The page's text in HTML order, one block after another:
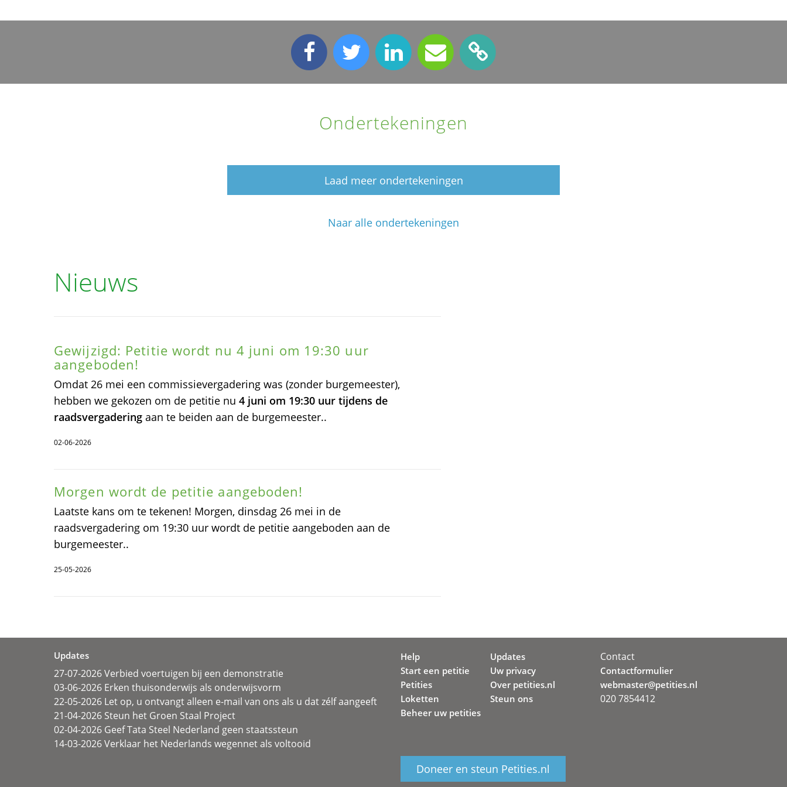
Ondertekeningen
Laad meer ondertekeningen
Naar alle ondertekeningen
Nieuws
Gewijzigd: Petitie wordt nu 4 juni om 19:30 uur
aangeboden!
Omdat 26 mei een commissievergadering was (zonder burgemeester),
hebben we gekozen om de petitie nu 4 juni om 19:30 uur tijdens de
raadsvergadering aan te beiden aan de burgemeester..
02-06-2026
Morgen wordt de petitie aangeboden!
Laatste kans om te tekenen! Morgen, dinsdag 26 mei in de
raadsvergadering om 19:30 uur wordt de petitie aangeboden aan de
burgemeester..
25-05-2026
Updates
27-07-2026 Verbied voertuigen bij een demonstratie
03-06-2026 Erken thuisonderwijs als onderwijsvorm
22-05-2026 Let op, u ontvangt alleen e-mail van ons als u dat zélf aangeeft
21-04-2026 Steun het Groen Staal Project
02-04-2026 Geef Tata Steel Nederland geen staatssteun
14-03-2026 Verklaar het Nederlands wegennet als voltooid
Help
Start een petitie
Petities
Loketten
Beheer uw petities
Updates
Uw privacy
Over petities.nl
Steun ons
Doneer en steun Petities.nl
Contact
Contactformulier
webmaster@petities.nl
020 7854412